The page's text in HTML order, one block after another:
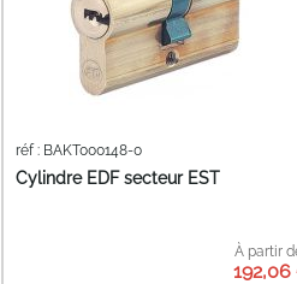
Cylindre EDF secteur EST
réf : BAKT000148-0
À partir